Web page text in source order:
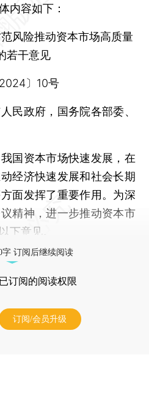
内容如下：
风险推动资本市场高质量
若干意见
〕10号
民政府，国务院各部委、
资本市场快速发展，在
经济快速发展和社会长期
面发挥了重要作用。为深
精神，进一步推动资本市
下意见。
字 订阅后继续阅读
订阅的阅读权限
订阅/会员升级